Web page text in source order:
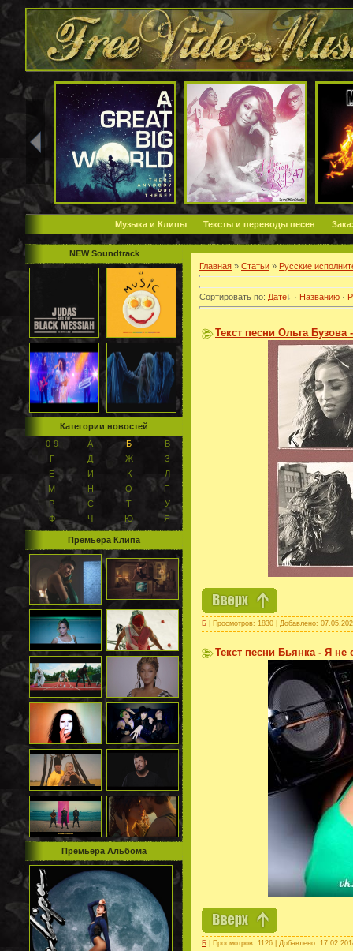
Музыка и Клипы Тексты и переводы песен
NEW Soundtrack
Категории новостей
0-9
А Б
В
Г
Д Ж
З
Е
И К
Л
М
Н О
П
Р
С Т
У
Ф
Ч Ю Я
Премьера Клипа
Премьера Альбома
Главная » Статьи » Русские
Сортировать по: Дате · Названию ·
Текст песни Ольга Бузова
Б | Просмотров: 1830 | Добавлено:
Текст песни Бьянка - Я не
Б | Просмотров: 1126 | Добавлено: